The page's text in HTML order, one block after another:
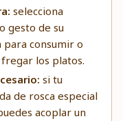
selecciona
gesto de su
para consumir o
los platos.
si tu
de rosca especial
acoplar un